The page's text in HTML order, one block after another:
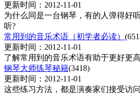
更新时间：2012-11-01
为什么同是一台钢琴，有的人弹得好
听?
常用到的音乐术语（初学者必读）
更新时间：2012-11-01
了解常用到的音乐术语有助于更好更
钢琴大师练琴秘籍(3418)
更新时间：2012-11-01
这些练习方法，都是演奏家们接受访